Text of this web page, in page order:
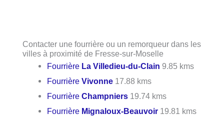
Contacter une fourrière ou un remorqueur dans les
villes à proximité de Fresse-sur-Moselle
Fourrière La Villedieu-du-Clain 9.85 kms
FourrièreVivonne 17.88 kms
FourrièreChampniers 19.74 kms
Fourrière Mignaloux-Beauvoir 19.81 kms